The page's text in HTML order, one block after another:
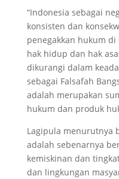
“Indonesia sebagai
konsisten dan
penegakkan hukum
hak hidup dan hak
dikurangi dalam
sebagai Falsafah
adalah merupakan
hukum dan produk
Lagipula menurutnya
adalah sebenarnya
kemiskinan dan
dan lingkungan